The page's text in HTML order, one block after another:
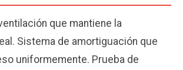
que mantiene la
Sistema de amortiguación que
uniformemente. Prueba de